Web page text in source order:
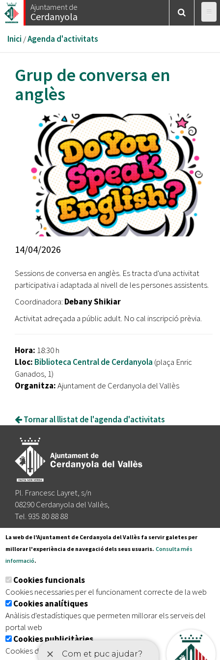
Vés
al
Ajuntament de
Cerdanyola
Esteu
aquí
Inici /Agenda d'activitats
Grup de conversa en
anglès
14/04/2026
Sessions de conversa en anglès. Es tracta d'una activitat
participativa i adaptada al nivell de les persones assistents.
Coordinadora: Debany Shikiar
Activitat adreçada a públic adult. No cal inscripció prèvia.
Hora: 18:30 h
Lloc: Biblioteca Central de Cerdanyola (plaça Enric
Ganados, 1)
Organitza:Ajuntament de Cerdanyola del Vallès
Tornar al llistat de l'agenda d'activitats
Pl. Francesc Layret, s/n
08290 Cerdanyola del Vallès,
Tel. 935 80 88 88
Segueix-nos a:
Subscriu-te al nostre butlletí
Inici | Avís legal | Protecció de dades
| Accessibilitat
La web de l'Ajuntament de Cerdanyola del Vallès fa servir galetes per
millorar l'experiència de navegació dels seus usuaris. Consulta més
informació.
Cookies funcionals
Cookies necessaries per el funcionament correcte de la web
Cookies analítiques
Anàlisis d'estadístiques que permeten millorar els serveis del
portal web
Cookies publicitàries
Cookies de tercers amb finalitat publicitària